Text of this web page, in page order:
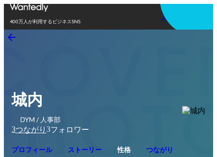
400万人が利用するビジネスSNS
アプリを使う
城内
DYM / 人事部
3つながり 3フォロワー
プロフィール ストーリー 性格 つながり